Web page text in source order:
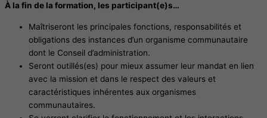
À la fin de la formation, les participant(e)s…
Maîtriseront les principales fonctions, responsabilités et
obligations des instances d’un organisme communautaire
dont le Conseil d’administration.
Seront outillés(es) pour mieux assumer leur mandat en lien
avec la mission et dans le respect des valeurs et
caractéristiques inhérentes aux organismes
communautaires.